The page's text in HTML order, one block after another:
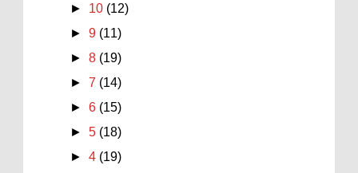
► 10 (12)
►9 (11)
►8 (19)
►7 (14)
►6 (15)
►5 (18)
►4 (19)